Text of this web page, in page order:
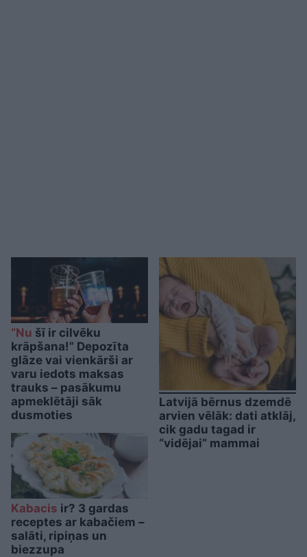
“Nu šī ir cilvēku
krāpšana!” Depozīta
glāze vai vienkārši ar
varu iedots maksas
trauks – pasākumu
apmeklētāji sāk
dusmoties
Kabacis ir? 3 gardas
receptes ar kabačiem –
salāti, ripiņas un
biezzupa
Latvijā bērnus dzemdē
arvien vēlāk: dati atklāj,
cik gadu tagad ir
“vidējai” mammai